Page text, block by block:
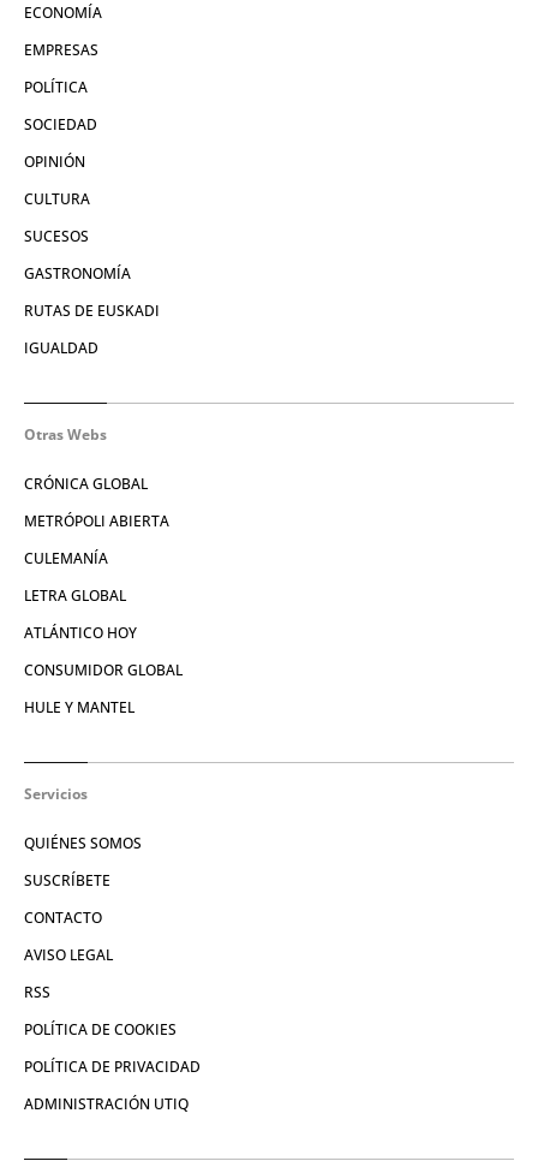
ECONOMÍA
EMPRESAS
POLÍTICA
SOCIEDAD
OPINIÓN
CULTURA
SUCESOS
GASTRONOMÍA
RUTAS DE EUSKADI
IGUALDAD
Otras Webs
CRÓNICA GLOBAL
METRÓPOLI ABIERTA
CULEMANÍA
LETRA GLOBAL
ATLÁNTICO HOY
CONSUMIDOR GLOBAL
HULE Y MANTEL
Servicios
QUIÉNES SOMOS
SUSCRÍBETE
CONTACTO
AVISO LEGAL
RSS
POLÍTICA DE COOKIES
POLÍTICA DE PRIVACIDAD
ADMINISTRACIÓN UTIQ